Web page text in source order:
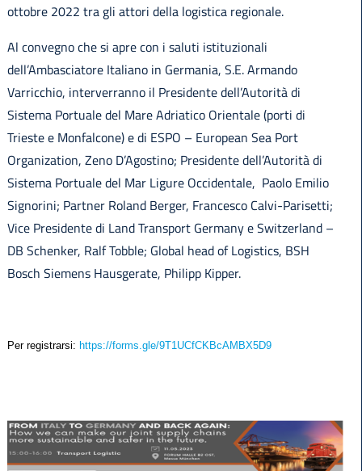
ottobre 2022 tra gli attori della logistica regionale.
Al convegno che si apre con i saluti istituzionali
dell’Ambasciatore Italiano in Germania, S.E. Armando
Varricchio, interverranno il Presidente dell’Autorità di
Sistema Portuale del Mare Adriatico Orientale (porti di
Trieste e Monfalcone) e di ESPO – European Sea Port
Organization, Zeno D’Agostino; Presidente dell’Autorità di
Sistema Portuale del Mar Ligure Occidentale, Paolo Emilio
Signorini; Partner Roland Berger, Francesco Calvi-Parisetti;
Vice Presidente di Land Transport Germany e Switzerland –
DB Schenker, Ralf Tobble; Global head of Logistics, BSH
Bosch Siemens Hausgerate, Philipp Kipper.
Per registrarsi: https://forms.gle/9T1UCfCKBcAMBX5D9